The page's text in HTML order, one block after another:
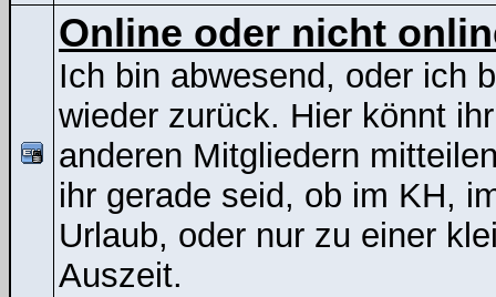
Online oder nicht
Ich bin abwesend, oder ich
wieder zurück. Hier könnt
anderen Mitgliedern
ihr gerade seid, ob im KH,
Urlaub, oder nur zu einer
Auszeit.